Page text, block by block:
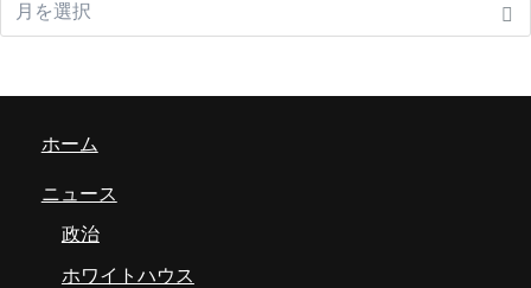
ホーム
ニュース
政治
ホワイトハウス